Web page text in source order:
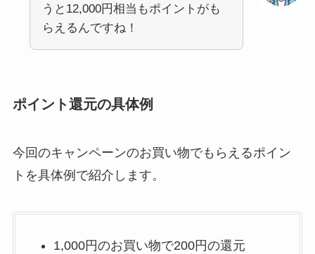
うと12,000円相当もポイントがも
らえるんですね！
ポイント還元の具体例
今回のキャンペーンのお買い物でもらえるポイン
トを具体例で紹介します。
1,000円のお買い物で200円の還元